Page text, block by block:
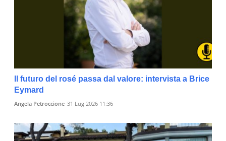
Il futuro del rosé passa dal valore: intervista a Brice
Eymard
Angela Petroccione 31 Lug 2026 11:36